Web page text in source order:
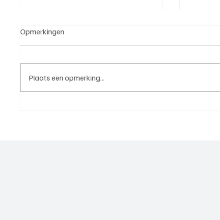
Opmerkingen
Plaats een opmerking...